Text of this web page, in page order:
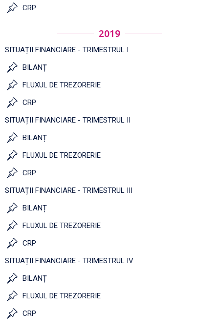
CRP
2019
SITUAȚII FINANCIARE - TRIMESTRUL I
BILANȚ
FLUXUL DE TREZORERIE
CRP
SITUAȚII FINANCIARE - TRIMESTRUL II
BILANȚ
FLUXUL DE TREZORERIE
CRP
SITUAȚII FINANCIARE - TRIMESTRUL III
BILANȚ
FLUXUL DE TREZORERIE
CRP
SITUAȚII FINANCIARE - TRIMESTRUL IV
BILANȚ
FLUXUL DE TREZORERIE
CRP